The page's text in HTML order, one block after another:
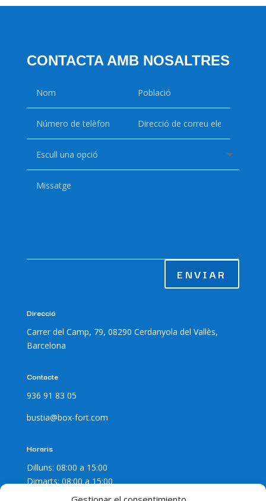
CONTACTA AMB NOSALTRES
ENVIAR
Direcció
Carrer del Camp, 79, 08290 Cerdanyola del Vallès,
Barcelona
Contacte
936 91 83 05
bustia@box-fort.com
Horaris
Dilluns: 08:00 a 15:00
Dimarts: 08:00 a 15:00
Dimecres: 08:00 a 15:00